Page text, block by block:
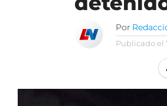
Por
Publicado el